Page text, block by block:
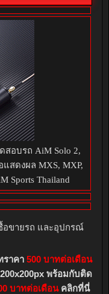
อบรถ AiM Solo 2,
แสดงผล MXS, MXP,
Sports Thailand
อขายรถ และอุปกรณ์
าคา 500 บาทต่อเดือน
พร้อมกับติด
บาทต่อเดือนคลิกที่นี่